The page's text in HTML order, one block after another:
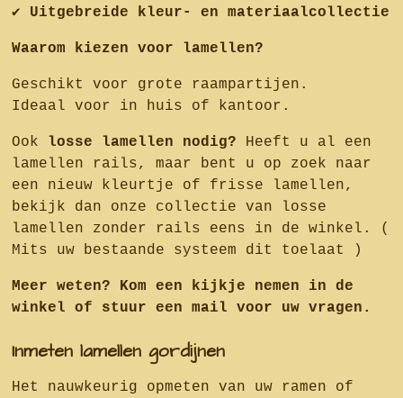
✔ Uitgebreide kleur- en materiaalcollectie
Waarom kiezen voor lamellen?
Geschikt voor grote raampartijen.
Ideaal voor in huis of kantoor.
Ook losse lamellen nodig? Heeft u al een
lamellen rails, maar bent u op zoek naar
een nieuw kleurtje of frisse lamellen,
bekijk dan onze collectie van losse
lamellen zonder rails eens in de winkel. (
Mits uw bestaande systeem dit toelaat )
Meer weten? Kom een kijkje nemen in de
winkel of stuur een mail voor uw vragen.
Inmeten lamellen gordijnen
Het nauwkeurig opmeten van uw ramen of